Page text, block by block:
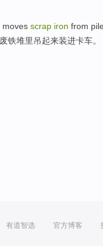
moves scrap iron from
废铁堆里吊起来装进卡车。
有道智选 官方博客